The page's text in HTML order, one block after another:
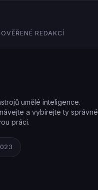
REDAKCÍ
umělé inteligence.
a vybírejte ty správné
práci.